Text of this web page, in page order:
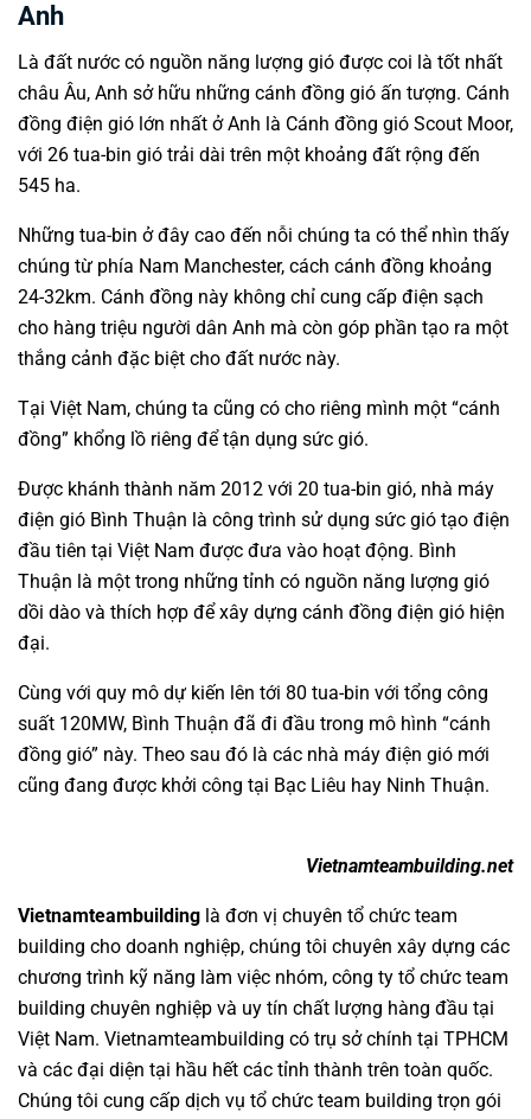
Anh
Là đất nước có nguồn năng lượng gió được coi là tốt nhất
châu Âu, Anh sở hữu những cánh đồng gió ấn tượng. Cánh
đồng điện gió lớn nhất ở Anh là Cánh đồng gió Scout Moor,
với 26 tua-bin gió trải dài trên một khoảng đất rộng đến
545 ha.
Những tua-bin ở đây cao đến nỗi chúng ta có thể nhìn thấy
chúng từ phía Nam Manchester, cách cánh đồng khoảng
24-32km. Cánh đồng này không chỉ cung cấp điện sạch
cho hàng triệu người dân Anh mà còn góp phần tạo ra một
thắng cảnh đặc biệt cho đất nước này.
Tại Việt Nam, chúng ta cũng có cho riêng mình một “cánh
đồng” khổng lồ riêng để tận dụng sức gió.
Được khánh thành năm 2012 với 20 tua-bin gió, nhà máy
điện gió Bình Thuận là công trình sử dụng sức gió tạo điện
đầu tiên tại Việt Nam được đưa vào hoạt động. Bình
Thuận là một trong những tỉnh có nguồn năng lượng gió
dồi dào và thích hợp để xây dựng cánh đồng điện gió hiện
đại.
Cùng với quy mô dự kiến lên tới 80 tua-bin với tổng công
suất 120MW, Bình Thuận đã đi đầu trong mô hình “cánh
đồng gió” này. Theo sau đó là các nhà máy điện gió mới
cũng đang được khởi công tại Bạc Liêu hay Ninh Thuận.
Vietnamteambuilding.net
Vietnamteambuilding là đơn vị chuyên tổ chức team
building cho doanh nghiệp, chúng tôi chuyên xây dựng các
chương trình kỹ năng làm việc nhóm, công ty tổ chức team
building chuyên nghiệp và uy tín chất lượng hàng đầu tại
Việt Nam. Vietnamteambuilding có trụ sở chính tại TPHCM
và các đại diện tại hầu hết các tỉnh thành trên toàn quốc.
Chúng tôi cung cấp dịch vụ tổ chức team building trọn gói